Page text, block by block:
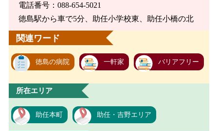
電話番号：088-654-5021
徳島駅から車で5分、助任小学校東、助任小橋の北
関連ワード
徳島の病院 一軒家 バリアフリー
所在エリア
助任本町 助任・吉野エリア